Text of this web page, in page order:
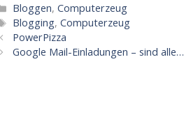
Kategorien
Bloggen,Computerzeug
Schlagwörter
Blogging,Computerzeug
PowerPizza
Google Mail-Einladungen – sind alle…